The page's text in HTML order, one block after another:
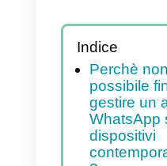
gestire
chat
fornire